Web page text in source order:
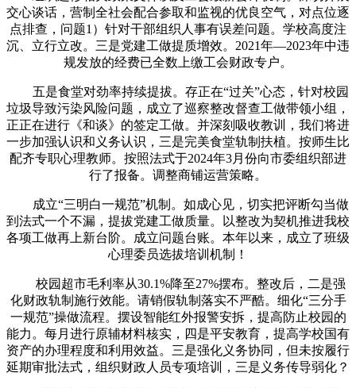
交心谈话，营制全社会配合参取和监视的优良空气，对点位逐
点排查，问题1）针对干部组织人事有误差问题。学校高度注
沉、立行立改。三是党建工做提质增效。2021年—2023年中违
规发放的经费已全数上缴工会财政专户。
五是食堂对劲率持续提拔。存正在“过关”心态，针对校园
垃圾导致污染风险问题，成立了巡察整改督查工做带领小组，
正正在进行《和谈》的签定工做。并深刻吸收教训，我们将进
一步加强认识和义务认识，三是完美食堂轨制扶植。按师生比
配齐专职心理教师。按照法式于2024年3月份向市委组织部进
行了报备。调整商铺运营策略。
成立“三明白一规范”机制。如成心见，切实把评断勾当做
到法式一个不漏，提拔党建工做质量。以整改为契机推进我校
各项工做再上新台阶。成立问题台账。本年以来，成立了班级
心理委员选拔培训机制！
校园超市毛利率从30.1%降至27%摆布。整改后，二是强
化财政轨制施行效能。请销假轨制落实不严酷。细化“三分手
一规范”操做流程。摆设智能红外报警安拆，提高防止校园的
能力。每月进行原辅材料核实，四是平安教育，提高学校国有
资产的办理程度和利用效益。三是强化义务协同，但未按履行
延期审批法式，组织财政人员专项培训，三是义务传导弱化？